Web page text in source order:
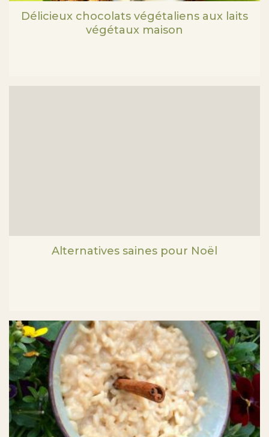
Délicieux chocolats végétaliens aux laits
végétaux maison
Alternatives saines pour Noël